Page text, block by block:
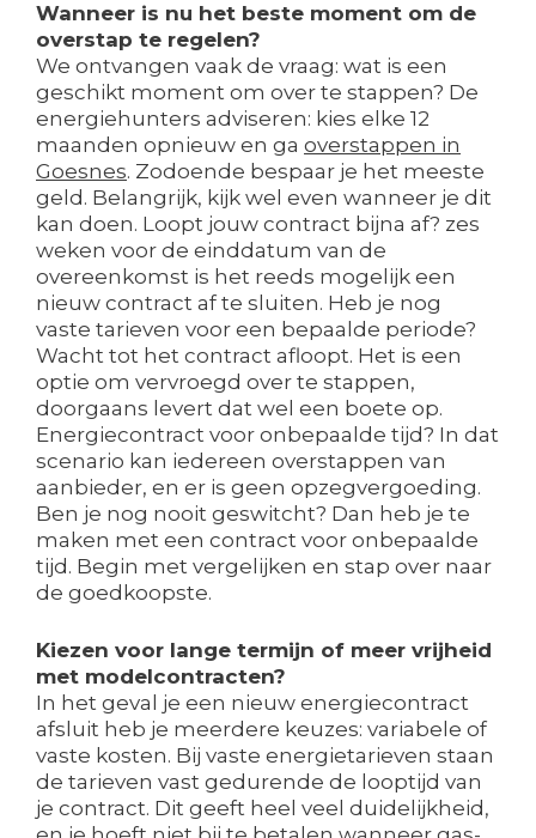
Wanneer is nu het beste moment om de
overstap te regelen?
We ontvangen vaak de vraag: wat is een
geschikt moment om over te stappen? De
energiehunters adviseren: kies elke 12
maanden opnieuw en ga overstappen in
Goesnes. Zodoende bespaar je het meeste
geld. Belangrijk, kijk wel even wanneer je dit
kan doen. Loopt jouw contract bijna af? zes
weken voor de einddatum van de
overeenkomst is het reeds mogelijk een
nieuw contract af te sluiten. Heb je nog
vaste tarieven voor een bepaalde periode?
Wacht tot het contract afloopt. Het is een
optie om vervroegd over te stappen,
doorgaans levert dat wel een boete op.
Energiecontract voor onbepaalde tijd? In dat
scenario kan iedereen overstappen van
aanbieder, en er is geen opzegvergoeding.
Ben je nog nooit geswitcht? Dan heb je te
maken met een contract voor onbepaalde
tijd. Begin met vergelijken en stap over naar
de goedkoopste.
Kiezen voor lange termijn of meer vrijheid
met modelcontracten?
In het geval je een nieuw energiecontract
afsluit heb je meerdere keuzes: variabele of
vaste kosten. Bij vaste energietarieven staan
de tarieven vast gedurende de looptijd van
je contract. Dit geeft heel veel duidelijkheid,